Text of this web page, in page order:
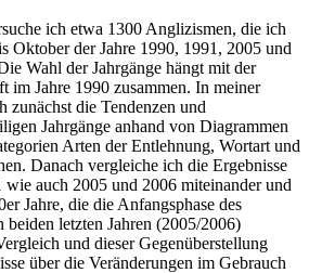
ich etwa 1300 Anglizismen, die ich
Oktober der Jahre 1990, 1991, 2005 und
Wahl der Jahrgänge hängt mit der
im Jahre 1990 zusammen. In meiner
zunächst die Tendenzen und
Jahrgänge anhand von Diagrammen
Arten der Entlehnung, Wortart und
Danach vergleiche ich die Ergebnisse
wie auch 2005 und 2006 miteinander und
Jahre, die die Anfangsphase des
beiden letzten Jahren (2005/2006)
und dieser Gegenüberstellung
über die Veränderungen im Gebrauch